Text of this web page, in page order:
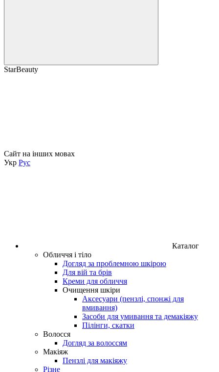
StarBeauty
Сайт на інших мовах
Укр Рус
Каталог
Обличчя і тіло
Догляд за проблемною шкірою
Для вій та брів
Креми для обличчя
Очищення шкіри
Аксесуари (пензлі, спонжі для
вмивання)
Засоби для умивання та демакіяжу
Пілінги, скатки
Волосся
Догляд за волоссям
Макіяж
Пензлі для макіяжу
Різне